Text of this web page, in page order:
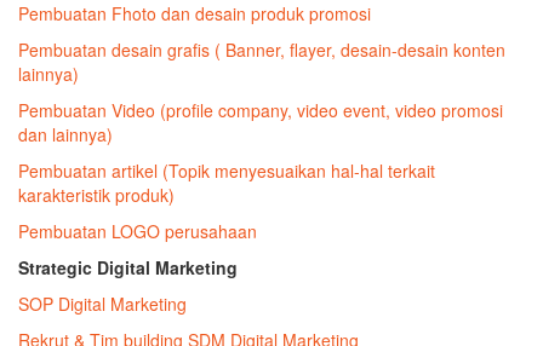
Pembuatan Fhoto dan desain produk promosi
Pembuatan desain grafis ( Banner, flayer, desain-desain konten
lainnya)
Pembuatan Video (profile company, video event, video promosi
dan lainnya)
Pembuatan artikel (Topik menyesuaikan hal-hal terkait
karakteristik produk)
Pembuatan LOGO perusahaan
Strategic Digital Marketing
SOP Digital Marketing
Rekrut & Tim building SDM Digital Marketing